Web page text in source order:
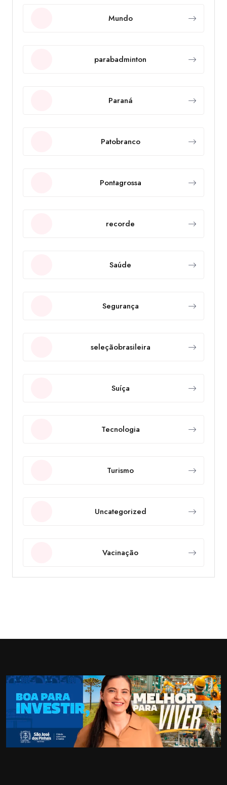
Mundo
parabadminton
Paraná
Patobranco
Pontagrossa
recorde
Saúde
Segurança
seleçãobrasileira
Suíça
Tecnologia
Turismo
Uncategorized
Vacinação